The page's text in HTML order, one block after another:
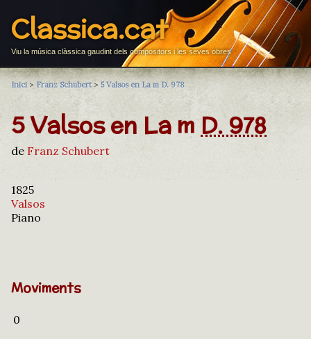
Classica.cat
Viu la música clàssica gaudint dels compositors i les seves obres
Inici > Franz Schubert> 5 Valsos en La m D. 978
5 Valsos en La m D. 978
de Franz Schubert
1825
Valsos
Piano
Moviments
0